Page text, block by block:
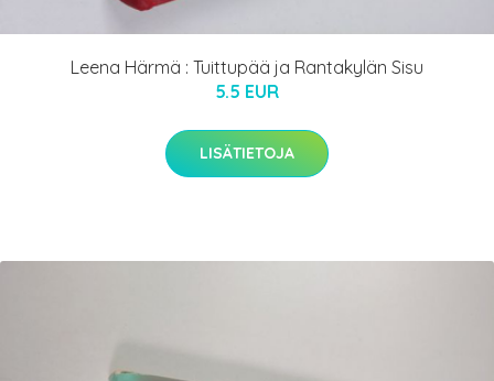
Leena Härmä : Tuittupää ja Rantakylän Sisu
5.5 EUR
LISÄTIETOJA